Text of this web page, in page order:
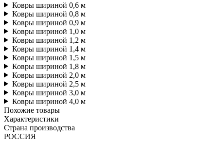
Ковры шириной 0,6 м
Ковры шириной 0,8 м
Ковры шириной 0,9 м
Ковры шириной 1,0 м
Ковры шириной 1,2 м
Ковры шириной 1,4 м
Ковры шириной 1,5 м
Ковры шириной 1,8 м
Ковры шириной 2,0 м
Ковры шириной 2,5 м
Ковры шириной 3,0 м
Ковры шириной 4,0 м
Похожие товары
Характеристики
Страна производства
РОССИЯ